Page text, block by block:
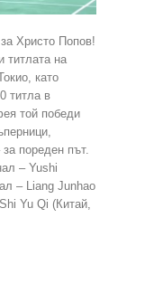
Христо Попов!
титлата на
като
титла в
той победи
пореден път.
– Yushi
– Liang Junhao
Yu Qi (Китай,